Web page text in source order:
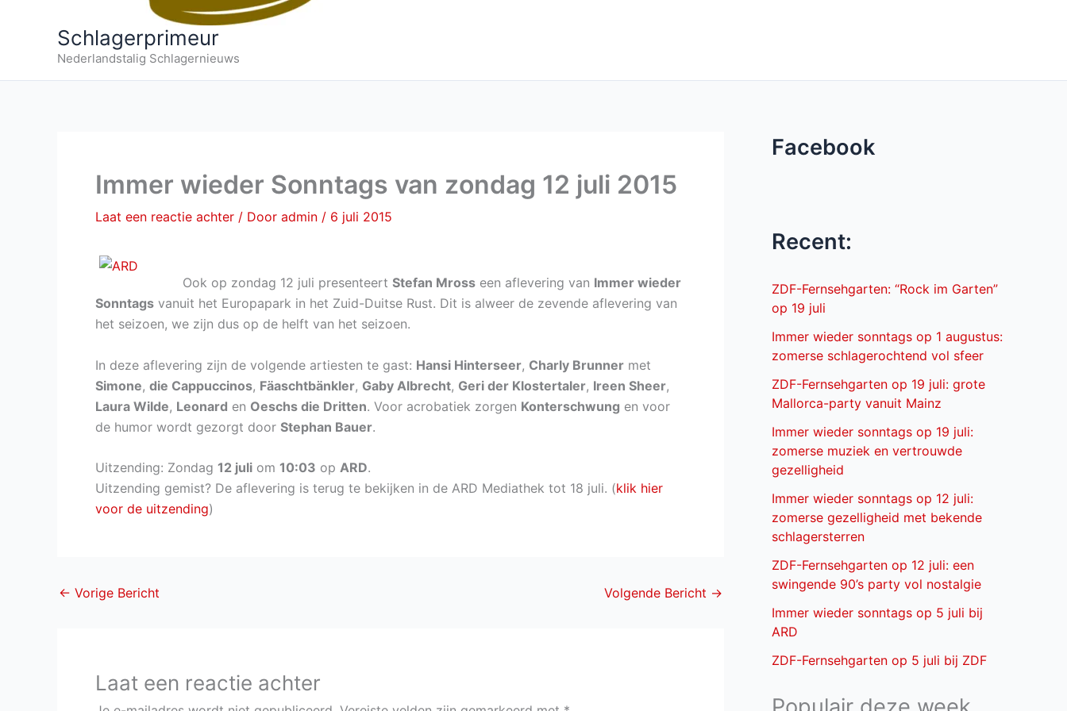
Schlagerprimeur
Nederlandstalig Schlagernieuws
Immer wieder Sonntags van zondag 12 juli 2015
Laat een reactie achter / Door admin / 6 juli 2015
Ook op zondag 12 juli presenteert Stefan Mross een aflevering van Immer wieder
Sonntags vanuit het Europapark in het Zuid-Duitse Rust. Dit is alweer de zevende aflevering van
het seizoen, we zijn dus op de helft van het seizoen.
In deze aflevering zijn de volgende artiesten te gast: Hansi Hinterseer, Charly Brunner met
Simone, die Cappuccinos, Fäaschtbänkler, Gaby Albrecht, Geri der Klostertaler, Ireen Sheer,
Laura Wilde, Leonard en Oeschs die Dritten. Voor acrobatiek zorgen Konterschwung en voor
de humor wordt gezorgt door Stephan Bauer.
Uitzending: Zondag 12 juli om 10:03 op ARD.
Uitzending gemist? De aflevering is terug te bekijken in de ARD Mediathek tot 18 juli. (klik hier
voor de uitzending)
← Vorige Bericht Volgende Bericht →
Laat een reactie achter
Facebook
Recent:
ZDF-Fernsehgarten: “Rock im Garten”
op 19 juli
Immer wieder sonntags op 1 augustus:
zomerse schlagerochtend vol sfeer
ZDF-Fernsehgarten op 19 juli: grote
Mallorca-party vanuit Mainz
Immer wieder sonntags op 19 juli:
zomerse muziek en vertrouwde
gezelligheid
Immer wieder sonntags op 12 juli:
zomerse gezelligheid met bekende
schlagersterren
ZDF-Fernsehgarten op 12 juli: een
swingende 90’s party vol nostalgie
Immer wieder sonntags op 5 juli bij
ARD
ZDF-Fernsehgarten op 5 juli bij ZDF